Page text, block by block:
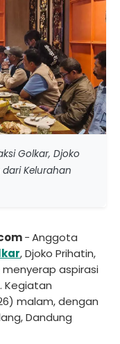
Golkar, Djoko
Kelurahan
-Anggota
, Djoko Prihatin,
aspirasi
Kegiatan
malam, dengan
Dandung